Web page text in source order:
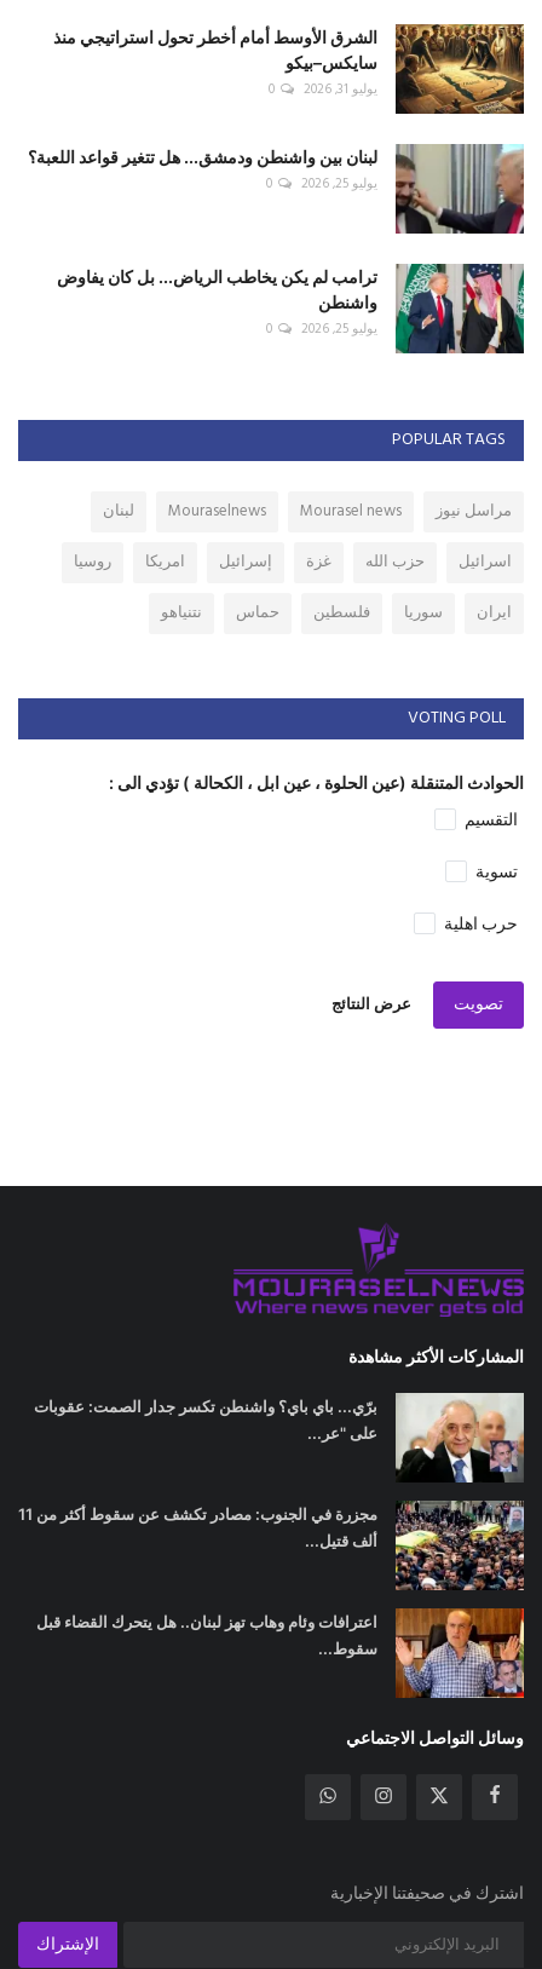
الشرق الأوسط أمام أخطر تحول استراتيجي منذ
سايكس–بيكو
يوليو 31, 2026 0
لبنان بين واشنطن ودمشق... هل تتغير قواعد اللعبة؟
يوليو 25, 2026 0
ترامب لم يكن يخاطب الرياض... بل كان يفاوض
واشنطن
يوليو 25, 2026 0
POPULAR TAGS
مراسل نيوز Mourasel news
Mouraselnews
لبنان
اسرائيل
حزب الله غزة إسرائيل امريكا
روسيا
ايران
سوريا فلسطين حماس نتنياهو
VOTING POLL
الحوادث المتنقلة (عين الحلوة ، عين ابل ، الكحالة ) تؤدي الى :
التقسيم
تسوية
حرب اهلية
تصويت عرض النتائج
المشاركات الأكثر مشاهدة
برّي... باي باي؟ واشنطن تكسر جدار الصمت: عقوبات
على "عر...
مجزرة في الجنوب: مصادر تكشف عن سقوط أكثر من 11
ألف قتيل...
اعترافات وئام وهاب تهز لبنان.. هل يتحرك القضاء قبل
سقوط...
وسائل التواصل الاجتماعي
اشترك في صحيفتنا الإخبارية
الإشتراك